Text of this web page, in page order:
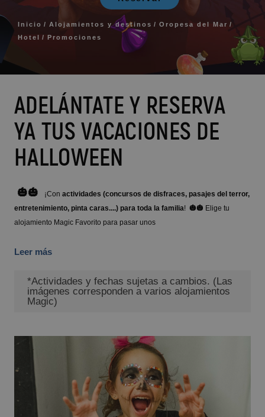
Inicio Alojamientos y destinos
Oropesa del Mar
Hotel
Promociones
Pontiana Thalasso Hotel
Magic Sports Hotel
Magic Fantasy Hotel
Magic Inn Hotel
VILLAREAL
Hotel Vila-Real Palace
ADELÁNTATE Y RESERVA
YA TUS VACACIONES DE
HALLOWEEN
🎃🎃 ¡Con actividades (concursos de disfraces, pasajes del terror,
entretenimiento, pinta caras....) para toda la familia! 🎃🎃 Elige tu
alojamiento Magic Favorito para pasar unos
Leer más
*Actividades y fechas sujetas a cambios. (Las
imágenes corresponden a varios alojamientos
Magic)